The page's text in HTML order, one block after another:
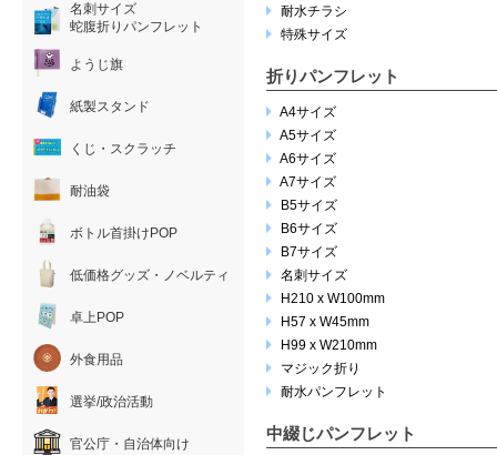
耐水チラシ
特殊サイズ
折りパンフレット
A4サイズ
A5サイズ
A6サイズ
A7サイズ
B5サイズ
B6サイズ
B7サイズ
名刺サイズ
H210 x W100mm
H57 x W45mm
H99 x W210mm
マジック折り
耐水パンフレット
中綴じパンフレット
名刺サイズ
蛇腹折りパンフレット
ようじ旗
紙製スタンド
くじ・スクラッチ
耐油袋
ボトル首掛けPOP
低価格グッズ・ノベルティ
卓上POP
外食用品
選挙/政治活動
官公庁・自治体向け